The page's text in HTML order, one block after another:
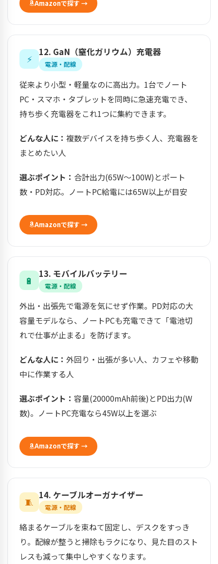
Amazonで探す →
⚡
12. GaN（窒化ガリウム）充電器
電源・配線
従来より小型・軽量なのに高出力。1台でノート
PC・スマホ・タブレットを同時に急速充電でき、
持ち歩く充電器をこれ1つに集約できます。
どんな人に： 複数デバイスを持ち歩く人、充電器を
まとめたい人
選ぶポイント： 合計出力(65W〜100W)とポート
数・PD対応。ノートPC給電には65W以上が目安
Amazonで探す →
🔋
13. モバイルバッテリー
電源・配線
外出・出張先で電源を気にせず作業。PD対応の大
容量モデルなら、ノートPCも充電できて「電池切
れで仕事が止まる」を防げます。
どんな人に： 外回り・出張が多い人、カフェや移動
中に作業する人
選ぶポイント： 容量(20000mAh前後)とPD出力(W
数)。ノートPC充電なら45W以上を選ぶ
Amazonで探す →
🧵
14. ケーブルオーガナイザー
電源・配線
絡まるケーブルを束ねて固定し、デスクをすっき
り。配線が整うと掃除もラクになり、見た目のスト
レスも減って集中しやすくなります。